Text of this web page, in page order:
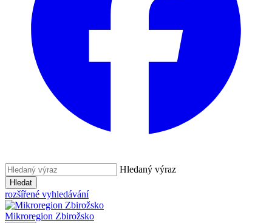
Hledaný výraz
Hledat
rozšířené vyhledávání
Mikroregion Zbirožsko